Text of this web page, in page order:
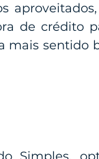
de crédito
mais sentido